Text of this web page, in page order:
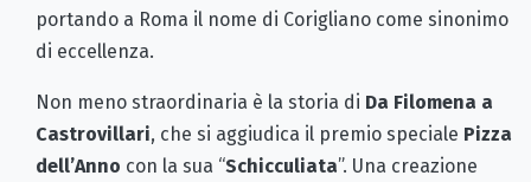
portando a Roma il nome di Corigliano come sinonimo
di eccellenza.
Non meno straordinaria è la storia di Da Filomena a
Castrovillari, che si aggiudica il premio speciale Pizza
dell’Anno con la sua “Schicculiata”. Una creazione